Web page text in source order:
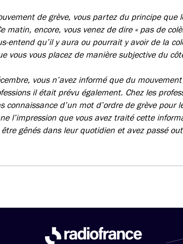
de grève, vous partez du principe que
matin, encore, vous venez de dire « pas de
entend qu’il y aura ou pourrait y avoir de la
vous vous placez de manière subjective du
vous n’avez informé que du
il était prévu également. Chez les
connaissance d’un mot d’ordre de grève pour
l’impression que vous avez traité cette
gênés dans leur quotidien et avez passé